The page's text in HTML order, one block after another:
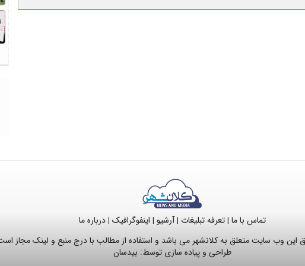
تماس با ما |تعرفه تبلیغات |آرشیو | اینفوگرافیک |درباره ما
وب سایت متعلق به کلانشهر می باشد و استفاده از مطالب با درج منبع و لینک مجاز
طراحی و پیاده سازی توسط: بیدسان